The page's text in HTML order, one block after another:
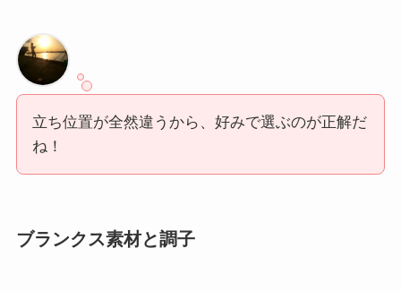
立ち位置が全然違うから、好みで選ぶのが正解だ
ね！
ブランクス素材と調子